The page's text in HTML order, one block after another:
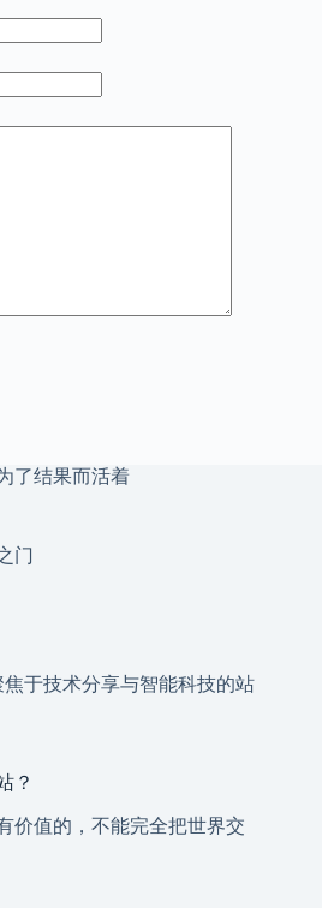
了结果而活着
门
焦于技术分享与智能科技的站
？
价值的，不能完全把世界交